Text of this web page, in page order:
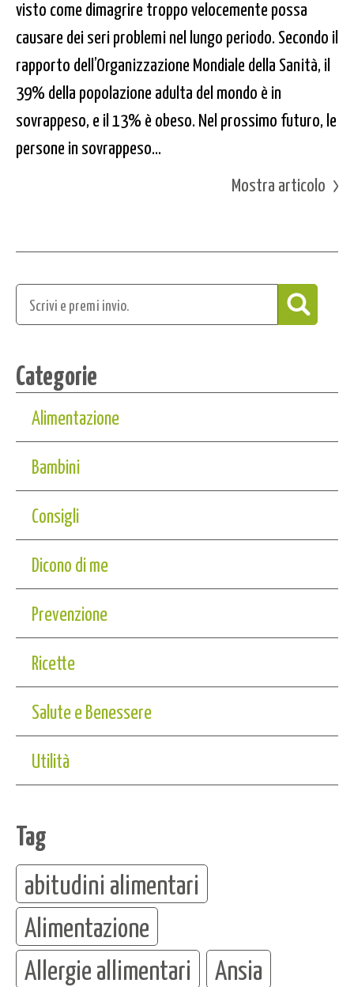
visto come dimagrire troppo velocemente possa
causare dei seri problemi nel lungo periodo. Secondo il
rapporto dell’Organizzazione Mondiale della Sanità, il
39% della popolazione adulta del mondo è in
sovrappeso, e il 13% è obeso. Nel prossimo futuro, le
persone in sovrappeso...
Mostra articolo
Categorie
Alimentazione
Bambini
Consigli
Dicono di me
Prevenzione
Ricette
Salute e Benessere
Utilità
Tag
abitudini alimentari
Alimentazione
Allergie allimentari
Ansia